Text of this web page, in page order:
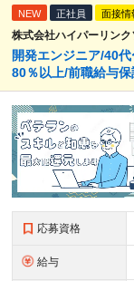
NEW 正社員 面接情
株式会社ハイパーリン
開発エンジニア/40
80％以上/前職給与
応募資格
給与